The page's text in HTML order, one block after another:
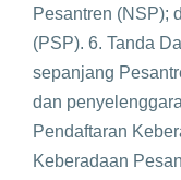
Pesantren (NSP);
(PSP). 6. Tanda
sepanjang
dan
Pendaftaran
Keberadaan